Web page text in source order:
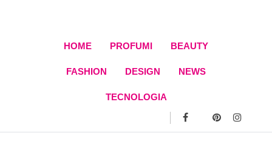
HOME PROFUMI BEAUTY
FASHION DESIGN NEWS
TECNOLOGIA